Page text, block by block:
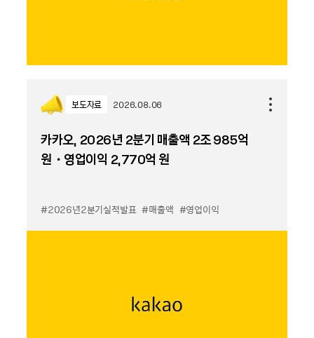
보도자료 2026.08.06
카카오, 2026년 2분기 매출액 2조 985억
원・영업이익 2,770억 원
#2026년2분기실적발표 #매출액 #영업이익